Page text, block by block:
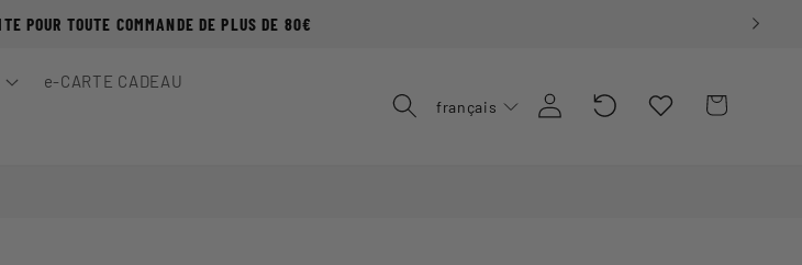
POUR TOUTE COMMANDE DE PLUS DE 80€
e-CARTE CADEAU
français Connexion
Recently
Viewed
Panier